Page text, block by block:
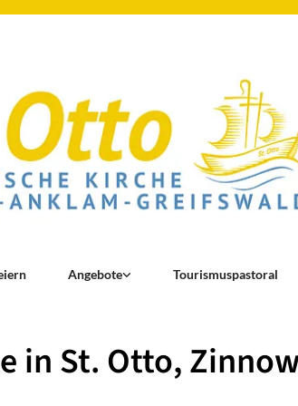
Angebote Tourismuspastoral
in St. Otto,